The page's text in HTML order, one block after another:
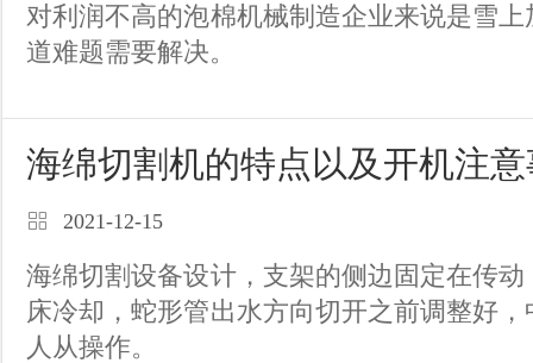
对利润不高的泡棉机械制造企业来说是雪
道难题需要解决。
海绵切割机的特点以及开机注
2021-12-15
海绵切割设备设计，支架的侧边固定在传
床冷却，蛇形管出水方向切开之前调整好
人从操作。